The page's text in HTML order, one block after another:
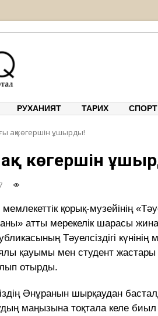
РУХАНИЯТ ТАРИХ СПОРТ
ақ көгершін ұшырды!
көгершін
қорық-музейінің
атты мерекелік шарасы
Тәуелсіздігі
қауымы мен студент жастары
отырды.
Әнұранын шырқаудан
маңызына тоқтала келе